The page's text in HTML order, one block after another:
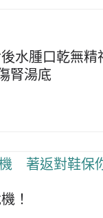
後水腫口乾無
腎湯底
！